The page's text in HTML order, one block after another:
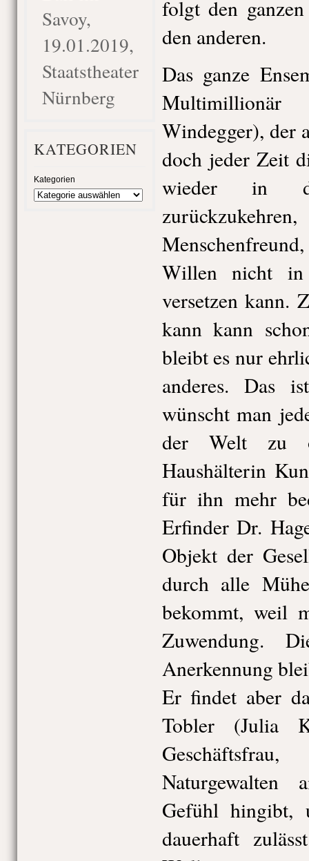
Savoy,
19.01.2019,
Staatstheater
Nürnberg
KATEGORIEN
Kategorien
folgt den
den anderen.
Das ganze
Windegger), der
doch jeder Zeit
wieder in
Willen nicht in
versetzen kann.
kann kann
bleibt es nur
anderes. Das
wünscht man
der Welt zu
Haushälterin
für ihn mehr
Erfinder Dr.
Objekt der
durch alle
bekommt, weil
Zuwendung.
Anerkennung
Er findet aber
Tobler (Julia
Naturgewalten
Gefühl hingibt,
dauerhaft